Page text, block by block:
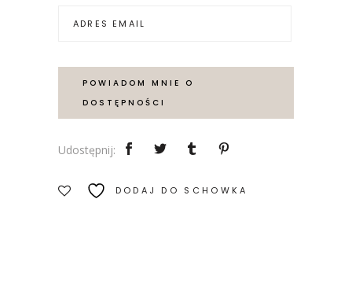
POWIADOM MNIE O
DOSTĘPNOŚCI
Udostępnij:
DODAJ DO SCHOWKA